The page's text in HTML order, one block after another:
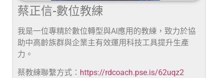
蔡正信-數位教練
我是一位專精於數位轉型與AI應用的教練，致力於協
助中高齡族群與企業主有效運用科技工具提升生產
力。
蔡教練聯繫方式： https://rdcoach.pse.is/62uqz2